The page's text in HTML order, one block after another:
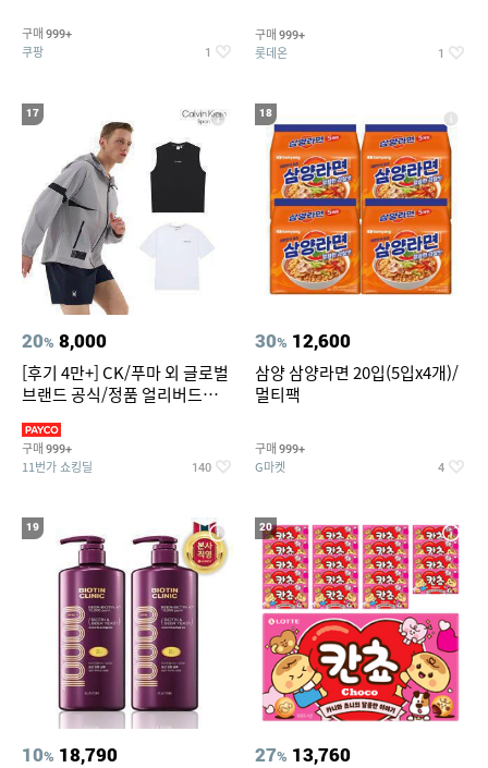
구매 999+
쿠팡 1
구매 999+
롯데온 1
17
20% 8,000
[후기 4만+] CK/푸마 외 글로벌
브랜드 공식/정품 얼리버드
구매 999+
11번가 쇼킹딜 140
18
30% 12,600
삼양 삼양라면 20입(5입x4개)/
멀티팩
구매 999+
G마켓 4
19
10% 18,790
20
27% 13,760